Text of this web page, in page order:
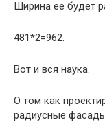
Ширина ее будет
481*2=962.
Вот и вся наука.
О том как
радиусные